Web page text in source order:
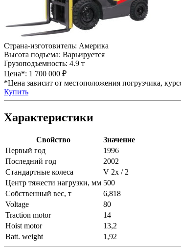
Страна-изготовитель: Америка
Высота подъема: Варьируется
Грузоподъемность: 4.9 т
Цена*: 1 700 000 ₽
*Цена зависит от местоположения погрузчика,
Купить
Характеристики
Свойство
Значение
Первый год
1996
Последний год
2002
Стандартные колеса
V 2x / 2
Центр тяжести нагрузки, мм 500
Собственный вес, т
6,818
Voltage
80
Traction motor
14
Hoist motor
13,2
Batt. weight
1,92